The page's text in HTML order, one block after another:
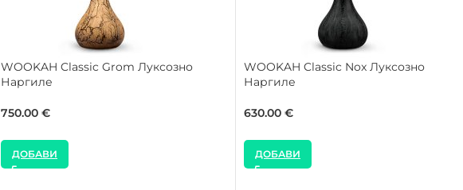
WOOKAH Classic Grom Луксозно
Наргиле
750.00 €
ДОБАВИ
WOOKAH Classic Nox Луксозно
Наргиле
630.00 €
ДОБАВИ